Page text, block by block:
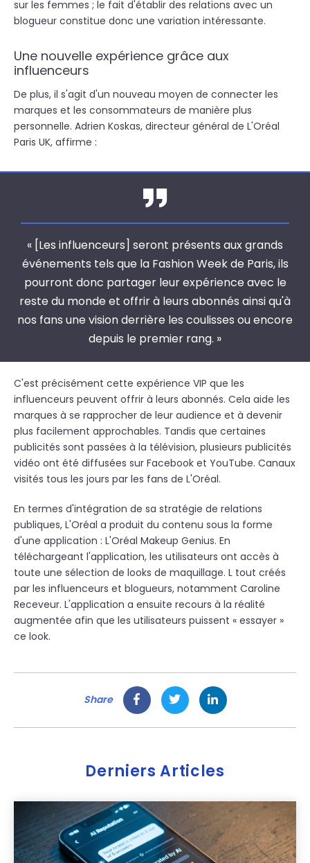
sur les femmes ; le fait d'établir des relations avec un
blogueur constitue donc une variation intéressante.
Une nouvelle expérience grâce aux
influenceurs
De plus, il s'agit d'un nouveau moyen de connecter les
marques et les consommateurs de manière plus
personnelle. Adrien Koskas, directeur général de L'Oréal
Paris UK, affirme :
« [Les influenceurs] seront présents aux grands
événements tels que la Fashion Week de Paris, ils
pourront donc partager leur expérience avec le
reste du monde et offrir à leurs abonnés ainsi qu'à
nos fans une vision derrière les coulisses ou encore
depuis le premier rang. »
C'est précisément cette expérience VIP que les
influenceurs peuvent offrir à leurs abonnés. Cela aide les
marques à se rapprocher de leur audience et à devenir
plus facilement approchables. Tandis que certaines
publicités sont passées à la télévision, plusieurs publicités
vidéo ont été diffusées sur Facebook et YouTube. Canaux
visités tous les jours par les fans de L'Oréal.
En termes d'intégration de sa stratégie de relations
publiques, L'Oréal a produit du contenu sous la forme
d'une application : L'Oréal Makeup Genius. En
téléchargeant l'application, les utilisateurs ont accès à
toute une sélection de looks de maquillage. L tout créés
par les influenceurs et blogueurs, notamment Caroline
Receveur. L'application a ensuite recours à la réalité
augmentée afin que les utilisateurs puissent « essayer »
ce look.
Share
Derniers Articles